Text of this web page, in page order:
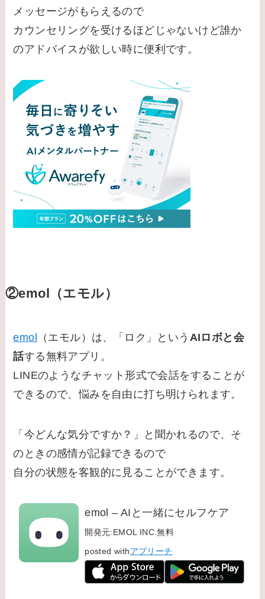
メッセージがもらえるので
カウンセリングを受けるほどじゃないけど誰か
のアドバイスが欲しい時に便利です。
②emol（エモル）
emol （エモル）は、「ロク」という AIロボと会
話する無料アプリ。
LINEのようなチャット形式で会話をすることが
できるので、悩みを自由に打ち明けられます。
「今どんな気分ですか？」と聞かれるので、そ
のときの感情が記録できるので
自分の状態を客観的に見ることができます。
emol – AIと一緒にセルフケア
開発元:EMOL INC.無料
posted withアプリーチ